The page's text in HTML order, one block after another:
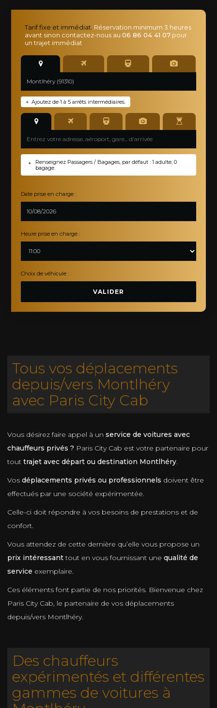
Tarif fixe et immédiat. Réservation minimum 3 heures
avant sinon contactez-nous au06 86 04 41 07 pour
un trajet immédiat
Ajoutez de 1 à 5 arrêts intermédiaires.
+
Renseignez Passagers / Bagages, par défaut : 1 adulte, 0
bagage.
+
Date prise en charge :
Heure prise en charge :
Choix de véhicule :
VALIDER
Tous vos déplacements
depuis/vers Montlhéry
avec Paris City Cab
Vous désirez faire appel à un service de voitures avec
chauffeurs privés ? Paris City Cab est votre partenaire pour
tout trajet avec départ ou destination Montlhéry.
Vos déplacements privés ou professionnels doivent être
effectués par une société expérimentée.
Celle-ci doit répondre à vos besoins de prestations et de
confort.
Vous attendez de cette dernière qu’elle vous propose un
prix intéressanttout en vous fournissant une qualité de
service exemplaire.
Ces éléments font partie de nos priorités. Bienvenue chez
Paris City Cab, le partenaire de vos déplacements
depuis/vers Montlhéry.
Des chauffeurs
expérimentés et différentes
gammes de voitures à